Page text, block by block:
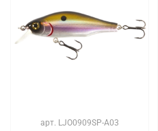
арт. LJO0909SP-A03